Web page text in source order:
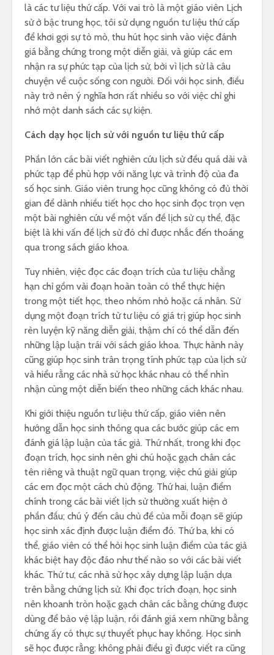
là các tư liệu thứ cấp. Với vai trò là một giáo viên Lịch
sử ở bậc trung học, tôi sử dụng nguồn tư liệu thứ cấp
để khơi gợi sự tò mò, thu hút học sinh vào việc đánh
giá bằng chứng trong một diễn giải, và giúp các em
nhận ra sự phức tạp của lịch sử, bởi vì lịch sử là câu
chuyện về cuộc sống con người. Đối với học sinh, điều
này trở nên ý nghĩa hơn rất nhiều so với việc chỉ ghi
nhớ một danh sách các sự kiện.
Cách dạy học lịch sử với nguồn tư liệu thứ cấp
Phần lớn các bài viết nghiên cứu lịch sử đều quá dài và
phức tạp để phù hợp với năng lực và trình độ của đa
số học sinh. Giáo viên trung học cũng không có đủ thời
gian để dành nhiều tiết học cho học sinh đọc trọn vẹn
một bài nghiên cứu về một vấn đề lịch sử cụ thể, đặc
biệt là khi vấn đề lịch sử đó chỉ được nhắc đến thoáng
qua trong sách giáo khoa.
Tuy nhiên, việc đọc các đoạn trích của tư liệu chẳng
hạn chỉ gồm vài đoạn hoàn toàn có thể thực hiện
trong một tiết học, theo nhóm nhỏ hoặc cá nhân. Sử
dụng một đoạn trích từ tư liệu có giá trị giúp học sinh
rèn luyện kỹ năng diễn giải, thậm chí có thể dẫn đến
những lập luận trái với sách giáo khoa. Thực hành này
cũng giúp học sinh trân trọng tính phức tạp của lịch sử
và hiểu rằng các nhà sử học khác nhau có thể nhìn
nhận cùng một diễn biến theo những cách khác nhau.
Khi giới thiệu nguồn tư liệu thứ cấp, giáo viên nên
hướng dẫn học sinh thông qua các bước giúp các em
đánh giá lập luận của tác giả. Thứ nhất, trong khi đọc
đoạn trích, học sinh nên ghi chú hoặc gạch chân các
tên riêng và thuật ngữ quan trọng, việc chú giải giúp
các em đọc một cách chủ động. Thứ hai, luận điểm
chính trong các bài viết lịch sử thường xuất hiện ở
phần đầu; chú ý đến câu chủ đề của mỗi đoạn sẽ giúp
học sinh xác định được luận điểm đó. Thứ ba, khi có
thể, giáo viên có thể hỏi học sinh luận điểm của tác giả
khác biệt hay độc đáo như thế nào so với các bài viết
khác. Thứ tư, các nhà sử học xây dựng lập luận dựa
trên bằng chứng lịch sử. Khi đọc trích đoạn, học sinh
nên khoanh tròn hoặc gạch chân các bằng chứng được
dùng để bảo vệ lập luận, rồi đánh giá xem những bằng
chứng ấy có thực sự thuyết phục hay không. Học sinh
sẽ học được rằng: không phải điều gì được viết ra cũng